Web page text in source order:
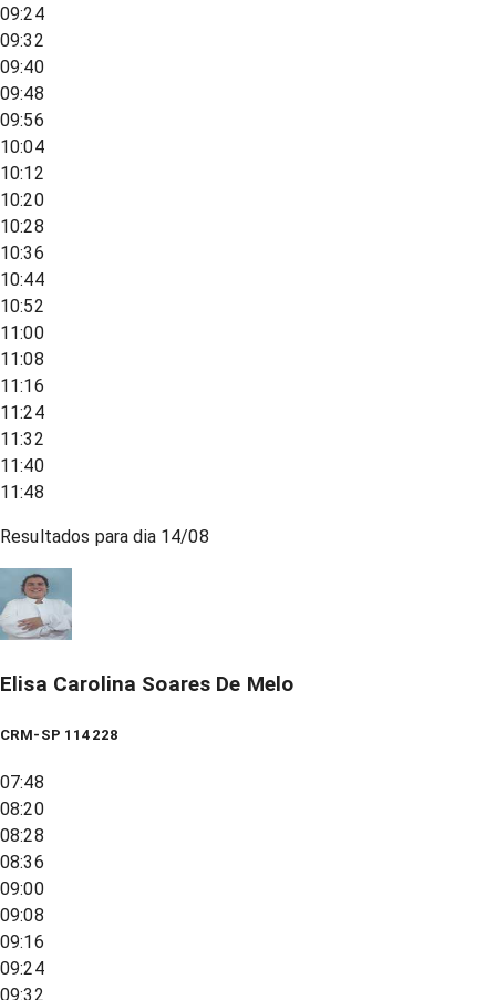
09:24
09:32
09:40
09:48
09:56
10:04
10:12
10:20
10:28
10:36
10:44
10:52
11:00
11:08
11:16
11:24
11:32
11:40
11:48
Resultados para dia 14/08
Elisa Carolina Soares De Melo
CRM-SP 114228
07:48
08:20
08:28
08:36
09:00
09:08
09:16
09:24
09:32